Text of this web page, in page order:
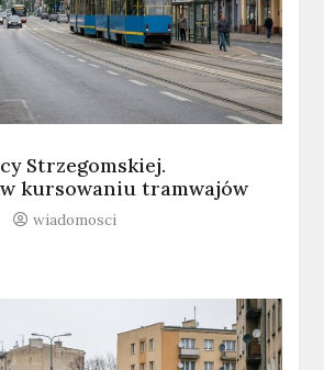
Strzegomskiej.
kursowaniu tramwajów
wiadomosci